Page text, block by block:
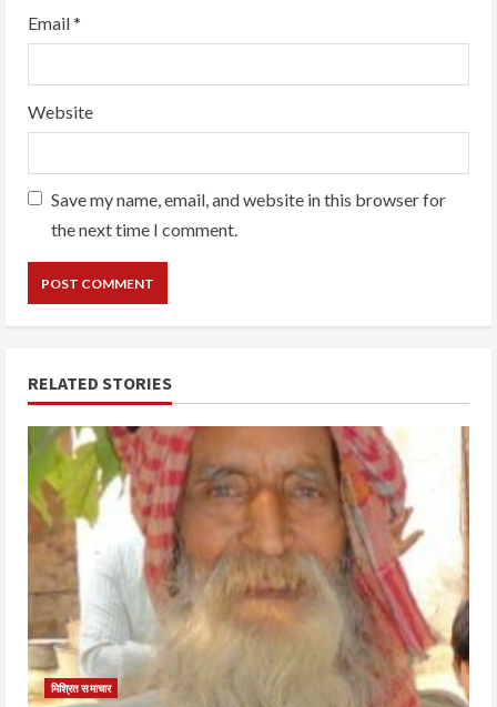
Email*
Website
Save my name, email, and website in this browser for
the next time I comment.
RELATED STORIES
मिश्रित समाचार